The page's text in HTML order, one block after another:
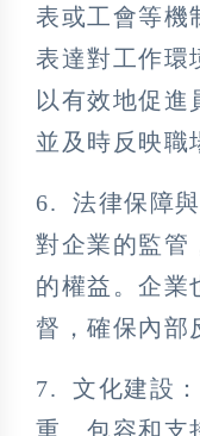
表或工會等機
表達對工作環
以有效地促進
並及時反映職
6. 法律保障
對企業的監管
的權益。企業
督，確保內部
7. 文化建設
重、包容和支